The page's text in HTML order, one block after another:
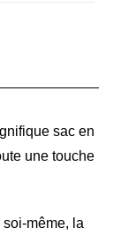
sac en
une touche
même, la